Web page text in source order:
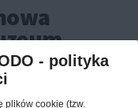
J. Klassena
- polityka
plików cookie (tzw.